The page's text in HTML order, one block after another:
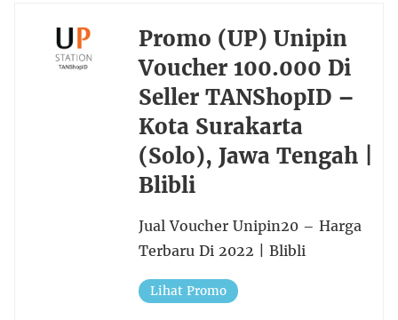
Promo (UP) Unipin
Voucher 100.000 Di
Seller TANShopID –
Kota Surakarta
(Solo), Jawa Tengah |
Blibli
Jual Voucher Unipin20 – Harga
Terbaru Di 2022 | Blibli
Lihat Promo